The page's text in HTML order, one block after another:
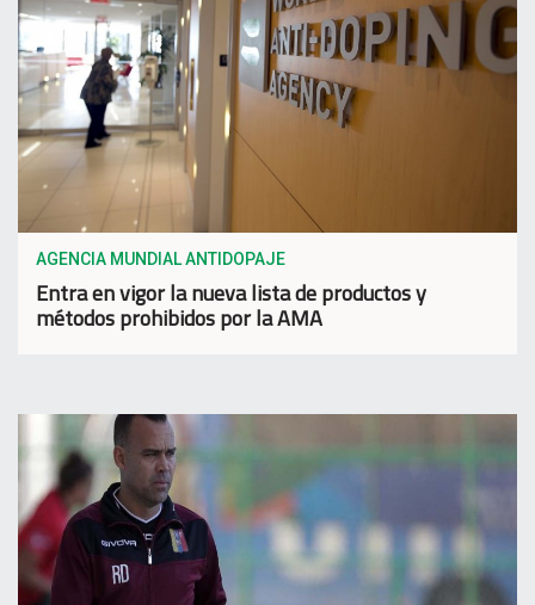
AGENCIA MUNDIAL ANTIDOPAJE
Entra en vigor la nueva lista de productos y
métodos prohibidos por la AMA